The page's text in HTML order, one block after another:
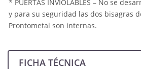
* PUERTAS INVIOLABLES – No se
y para su seguridad las dos bisagras
Prontometal son internas.
FICHA TÉCNICA